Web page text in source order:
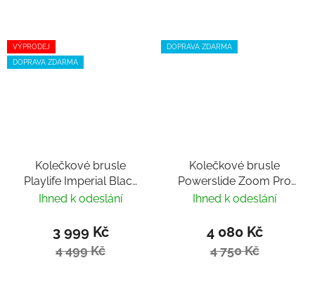
VÝPRODEJ
DOPRAVA ZDARMA
Kolečkové brusle
Playlife Imperial Black
White 110
Ihned k odeslání
3 999 Kč
4 499 Kč
DOPRAVA ZDARMA
Kolečkové brusle
Powerslide Zoom Pro
100 Black Mint Trinity
Ihned k odeslání
4 080 Kč
4 750 Kč